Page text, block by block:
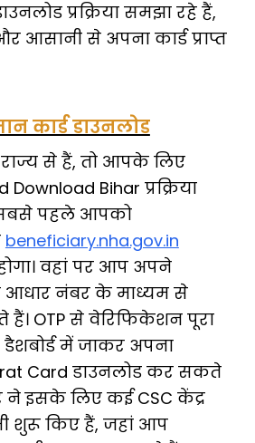
प्रक्रिया समझा रहे हैं,
आसानी से अपना कार्ड प्राप्त
कार्ड डाउनलोड
से हैं, तो आपके लिए
Bihar प्रक्रिया
पहले आपको
beneficiary.nha.gov.in
वहां पर आप अपने
आधार नंबर के माध्यम से
OTP से वेरिफिकेशन पूरा
में जाकर अपना
Card डाउनलोड कर सकते
ने इसके लिए कई CSC केंद्र
शुरू किए हैं, जहां आप